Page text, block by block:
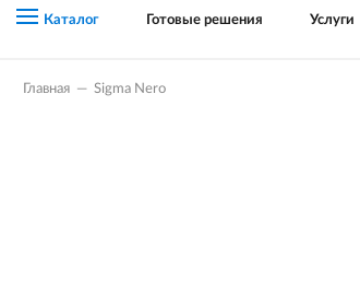
Каталог Готовые решения Услуги
Главная — Sigma Nero